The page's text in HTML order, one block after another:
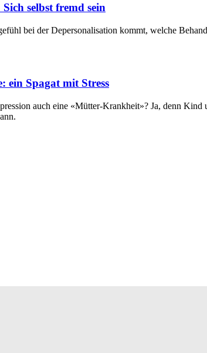
selbst fremd sein
bei der Depersonalisation kommt, welche
Spagat mit Stress
auch eine «Mütter-Krankheit»? Ja, denn Kind